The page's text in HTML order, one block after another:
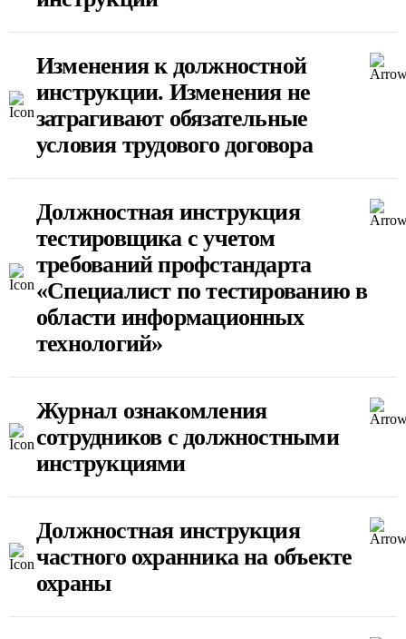
Изменения к должностной
инструкции. Изменения не
затрагивают обязательные
условия трудового договора
Должностная инструкция
тестировщика с учетом
требований профстандарта
«Специалист по тестированию в
области информационных
технологий»
Журнал ознакомления
сотрудников с должностными
инструкциями
Должностная инструкция
частного охранника на объекте
охраны